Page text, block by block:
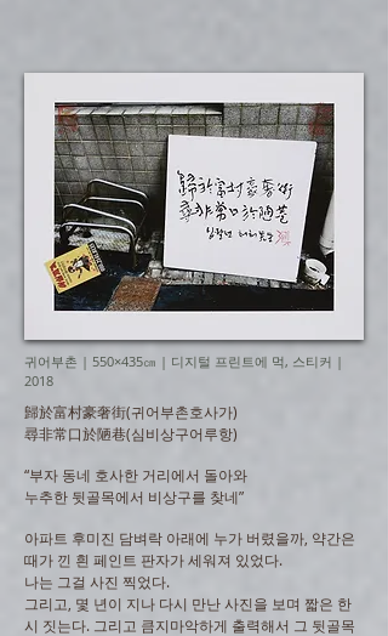
귀어부촌 | 550×435㎝ | 디지털 프린트에 먹, 스티커 |
2018
歸於富村豪奢街(귀어부촌호사가)
尋非常口於陋巷(심비상구어루항)
“부자 동네 호사한 거리에서 돌아와
누추한 뒷골목에서 비상구를 찾네”
아파트 후미진 담벼락 아래에 누가 버렸을까, 약간은
때가 낀 흰 페인트 판자가 세워져 있었다.
나는 그걸 사진 찍었다.
그리고, 몇 년이 지나 다시 만난 사진을 보며 짧은 한
시 짓는다. 그리고 큼지마악하게 출력해서 그 뒷골목